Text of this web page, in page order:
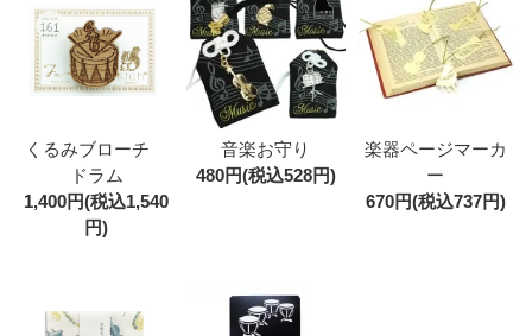
くるみブローチ
ドラム
1,400円(税込1,540
円)
音楽お守り
480円(税込528円)
楽器ページマーカ
ー
670円(税込737円)